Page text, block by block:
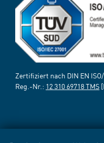
Zertifiziert nach DIN EN
Reg.-Nr.: 12 310 69718 TMS